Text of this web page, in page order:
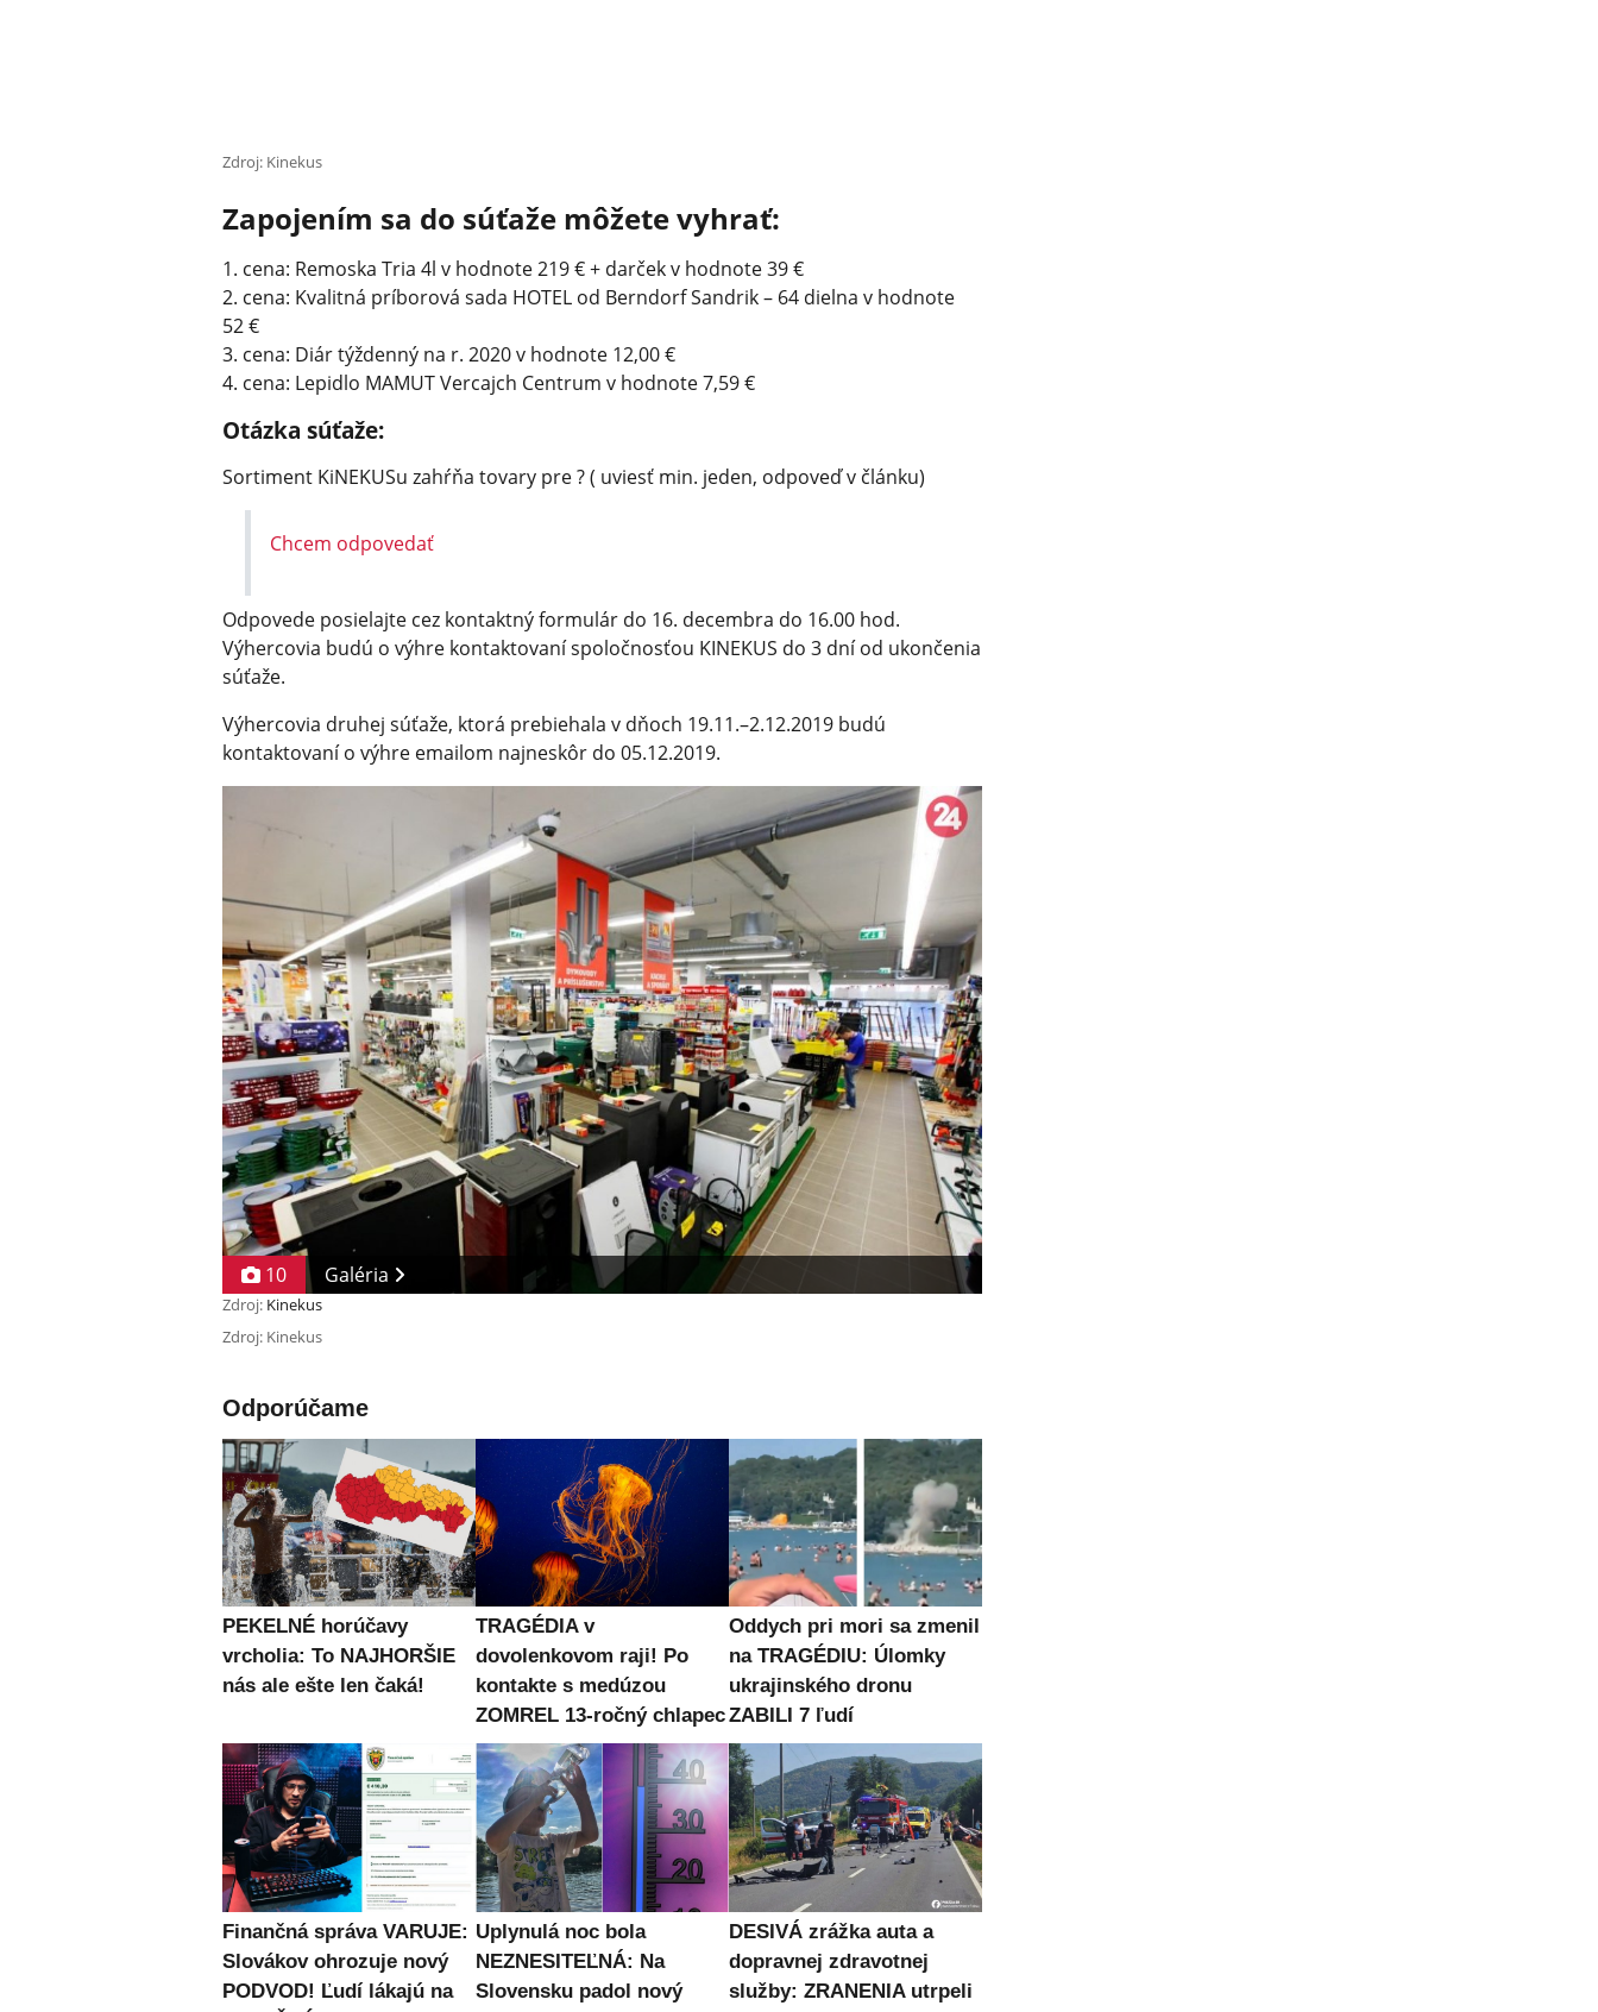
Zdroj: Kinekus
Zapojením sa do súťaže môžete vyhrať:
1. cena: Remoska Tria 4l v hodnote 219 € + darček v hodnote 39 €
2. cena: Kvalitná príborová sada HOTEL od Berndorf Sandrik – 64 dielna v hodnote
52 €
3. cena: Diár týždenný na r. 2020 v hodnote 12,00 €
4. cena: Lepidlo MAMUT Vercajch Centrum v hodnote 7,59 €
Otázka súťaže:
Sortiment KiNEKUSu zahŕňa tovary pre ? ( uviesť min. jeden, odpoveď v článku)
Chcem odpovedať
Odpovede posielajte cez kontaktný formulár do 16. decembra do 16.00 hod.
Výhercovia budú o výhre kontaktovaní spoločnosťou KINEKUS do 3 dní od ukončenia
súťaže.
Výhercovia druhej súťaže, ktorá prebiehala v dňoch 19.11.–2.12.2019 budú
kontaktovaní o výhre emailom najneskôr do 05.12.2019.
10 Galéria
Zdroj: Kinekus
Zdroj: Kinekus
Odporúčame
PEKELNÉ horúčavy
vrcholia: To NAJHORŠIE
nás ale ešte len čaká!
TRAGÉDIA v
dovolenkovom raji! Po
kontakte s medúzou
ZOMREL 13-ročný chlapec
Oddych pri mori sa zmenil
na TRAGÉDIU: Úlomky
ukrajinského dronu
ZABILI 7 ľudí
Finančná správa VARUJE:
Slovákov ohrozuje nový
PODVOD! Ľudí lákajú na
Uplynulá noc bola
NEZNESITEĽNÁ: Na
Slovensku padol nový
DESIVÁ zrážka auta a
dopravnej zdravotnej
služby: ZRANENIA utrpeli